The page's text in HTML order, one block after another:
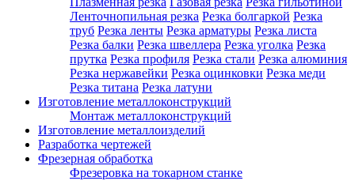
Ленточнопильная резка Резка болгаркой Резка
труб Резка ленты Резка арматуры Резка листа
Резка балки Резка швеллера Резка уголка Резка
прутка Резка профиля Резка стали Резка алюминия
Резка нержавейки Резка оцинковки Резка меди
Резка титана Резка латуни
Изготовление металлоконструкций
Монтаж металлоконструкций
Изготовление металлоизделий
Разработка чертежей
Фрезерная обработка
Фрезеровка на токарном станке